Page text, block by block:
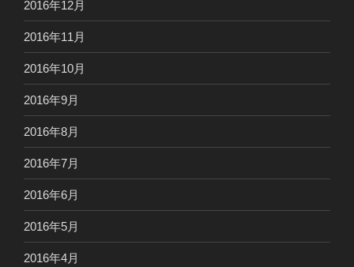
2016年12月
2016年11月
2016年10月
2016年9月
2016年8月
2016年7月
2016年6月
2016年5月
2016年4月